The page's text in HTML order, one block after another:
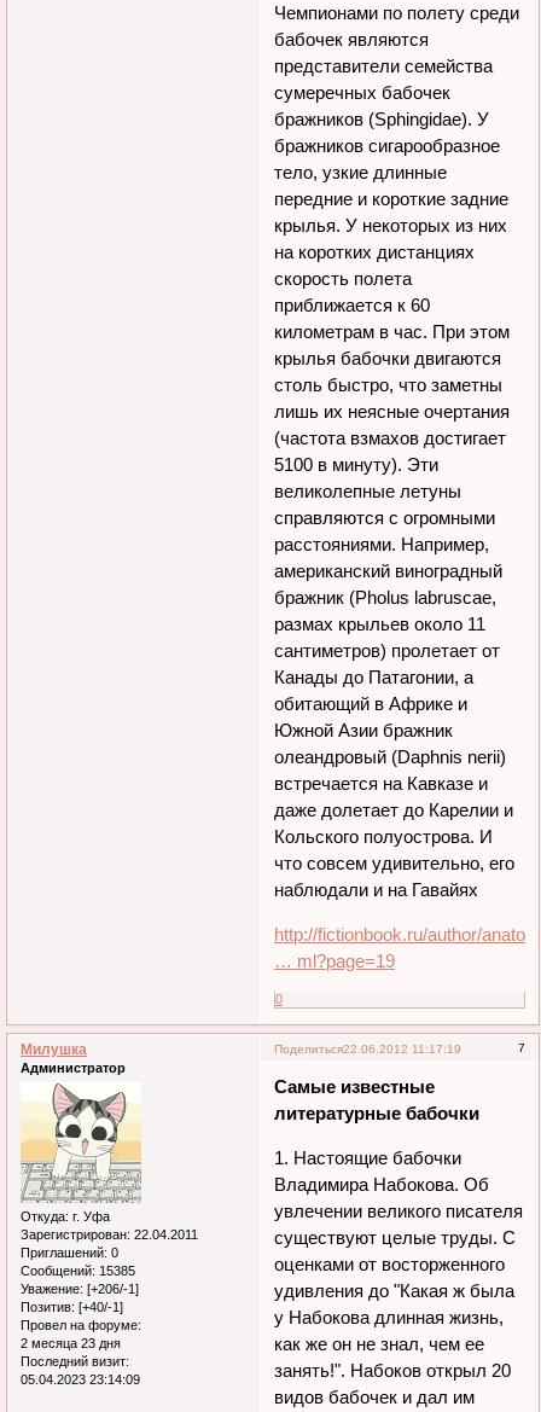
Чемпионами по полету среди
бабочек являются
представители семейства
сумеречных бабочек
бражников (Sphingidae). У
бражников сигарообразное
тело, узкие длинные
передние и короткие задние
крылья. У некоторых из них
на коротких дистанциях
скорость полета
приближается к 60
километрам в час. При этом
крылья бабочки двигаются
столь быстро, что заметны
лишь их неясные очертания
(частота взмахов достигает
5100 в минуту). Эти
великолепные летуны
справляются с огромными
расстояниями. Например,
американский виноградный
бражник (Pholus labruscae,
размах крыльев около 11
сантиметров) пролетает от
Канады до Патагонии, а
обитающий в Африке и
Южной Азии бражник
олеандровый (Daphnis nerii)
встречается на Кавказе и
даже долетает до Карелии и
Кольского полуострова. И
что совсем удивительно, его
наблюдали и на Гавайях
http://fictionbook.ru/author/
… ml?page=19
0
Поделиться 7
22.06.2012 11:17:19
Милушка
Администратор
Откуда: г. Уфа
Зарегистрирован: 22.04.2011
Приглашений: 0
Сообщений: 15385
Уважение: [+206/-1]
Позитив: [+40/-1]
Провел на форуме:
2 месяца 23 дня
Последний визит:
05.04.2023 23:14:09
Самые известные
литературные бабочки
1. Настоящие бабочки
Владимира Набокова. Об
увлечении великого писателя
существуют целые труды. С
оценками от восторженного
удивления до "Какая ж была
у Набокова длинная жизнь,
как же он не знал, чем ее
занять!". Набоков открыл 20
видов бабочек и дал им